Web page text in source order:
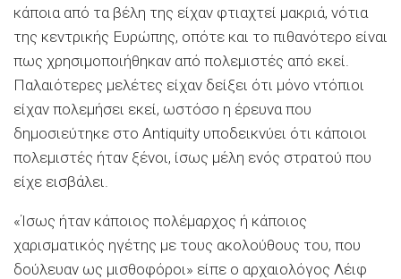
κάποια από τα βέλη της είχαν φτιαχτεί μακριά, νότια
της κεντρικής Ευρώπης, οπότε και το πιθανότερο είναι
πως χρησιμοποιήθηκαν από πολεμιστές από εκεί.
Παλαιότερες μελέτες είχαν δείξει ότι μόνο ντόπιοι
είχαν πολεμήσει εκεί, ωστόσο η έρευνα που
δημοσιεύτηκε στο Antiquity υποδεικνύει ότι κάποιοι
πολεμιστές ήταν ξένοι, ίσως μέλη ενός στρατού που
είχε εισβάλει.
«Ίσως ήταν κάποιος πολέμαρχος ή κάποιος
χαρισματικός ηγέτης με τους ακολούθους του, που
δούλευαν ως μισθοφόροι» είπε ο αρχαιολόγος Λέιφ